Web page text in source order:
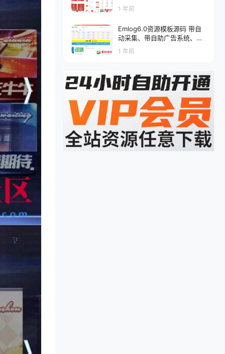
通道+分级会员制度
1 年前
Emlog6.0资源模板源码 带自
动采集、带自助广告系统、带
数据到手直接运营
1 年前